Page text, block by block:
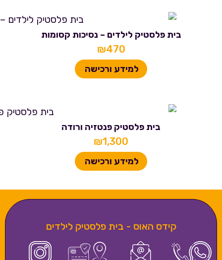
בית פלסטיק לילדים – נסיכות קסומות
₪470
למידע ורכישה
בית פלסטיק פנטזיה ורודה
₪1,300
למידע ורכישה
קידס האוס - בית פלסטיק לילדים